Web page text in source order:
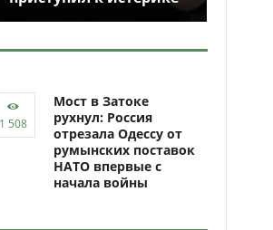
Мост в Затоке
рухнул: Россия
отрезала Одессу от
румынских поставок
НАТО впервые с
начала войны